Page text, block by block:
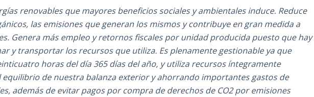
renovables que mayores beneficios sociales y ambientales induce. Reduce
las emisiones que generan los mismos y contribuye en gran medida a
Genera más empleo y retornos fiscales por unidad producida puesto que hay
y transportar los recursos que utiliza. Es plenamente gestionable ya que
horas del día 365 días del año, y utiliza recursos íntegramente
equilibrio de nuestra balanza exterior y ahorrando importantes gastos de
además de evitar pagos por compra de derechos de CO2 por emisiones